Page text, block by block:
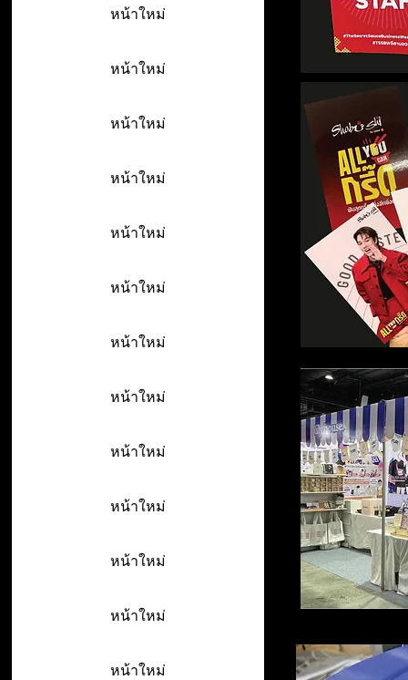
หน้าใหม่
หน้าใหม่
หน้าใหม่
หน้าใหม่
หน้าใหม่
หน้าใหม่
หน้าใหม่
หน้าใหม่
หน้าใหม่
หน้าใหม่
หน้าใหม่
หน้าใหม่
หน้าใหม่